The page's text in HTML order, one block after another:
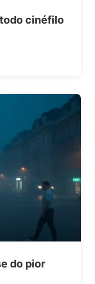
cinéfilo
do pior